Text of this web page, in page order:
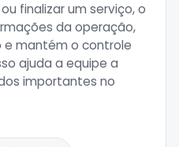
finalizar um serviço, o
da operação,
e mantém o controle
ajuda a equipe a
importantes no